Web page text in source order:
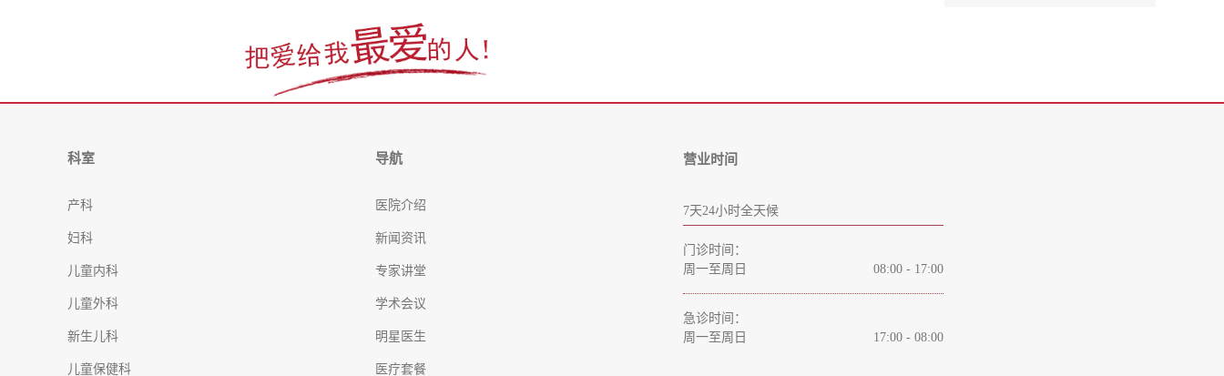
科室
产科
妇科
儿童内科
儿童外科
新生儿科
儿童保健科
导航
医院介绍
新闻资讯
专家讲堂
学术会议
明星医生
医疗套餐
营业时间
7天24小时全天候
门诊时间：
周一至周日
08:00 - 17:00
急诊时间：
周一至周日
17:00 - 08:00